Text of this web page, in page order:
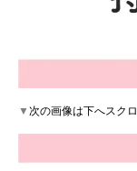
▼次の画像は下へスク